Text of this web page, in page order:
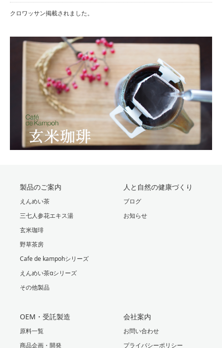
クロワッサン掲載されました。
製品のご案内
えんめい茶
三七人参花エキス湯
玄米珈琲
野草茶房
Cafe de kampohシリーズ
えんめい茶αシリーズ
その他製品
人と自然の健康づくり
ブログ
お知らせ
OEM・受託製造
原料一覧
商品企画・開発
会社案内
お問い合わせ
プライバシーポリシー